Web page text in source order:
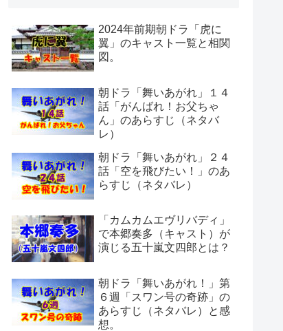
2024年前期朝ドラ「虎に
翼」のキャスト一覧と相関
図。
朝ドラ「舞いあがれ」１４
話「がんばれ！お父ちゃ
ん」のあらすじ（ネタバ
レ）
朝ドラ「舞いあがれ」２４
話「空を飛びたい！」のあ
らすじ（ネタバレ）
「カムカムエヴリバディ」
で本郷奏多（キャスト）が
演じる五十嵐文四郎とは？
朝ドラ「舞いあがれ！」第
６週「スワン号の奇跡」の
あらすじ（ネタバレ）と感
想。